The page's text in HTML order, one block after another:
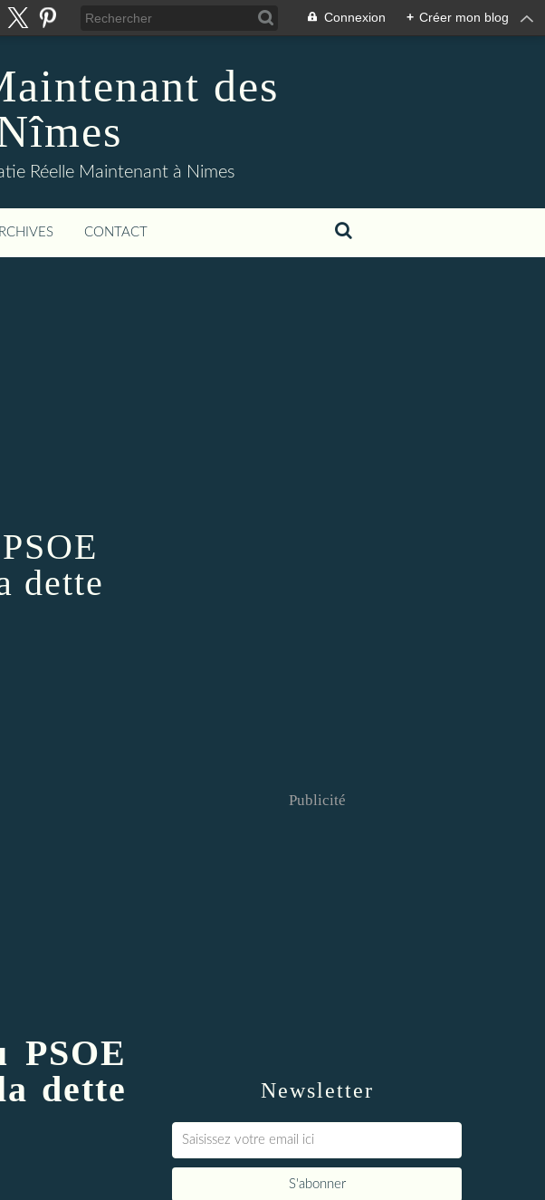
Connexion + Créer mon blog
des
Réelle Maintenant à Nimes
CONTACT
dette
PSOE
dette
Newsletter
Publicité